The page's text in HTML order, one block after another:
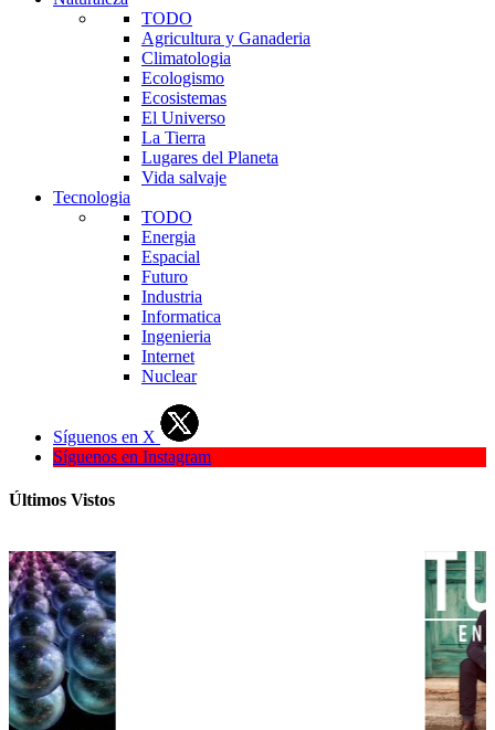
TODO
Agricultura y Ganaderia
Climatologia
Ecologismo
Ecosistemas
El Universo
La Tierra
Lugares del Planeta
Vida salvaje
Tecnologia
TODO
Energia
Espacial
Futuro
Industria
Informatica
Ingenieria
Internet
Nuclear
Síguenos en X
Síguenos en Instagram
Últimos Vistos